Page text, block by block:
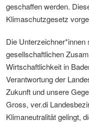
geschaffen werden.
Klimaschutzgesetz
Die
gesellschaftlichen
Wirtschaftlichkeit in
Verantwortung der
Zukunft und unsere
Gross, ver.di
Klimaneutralität gelingt,